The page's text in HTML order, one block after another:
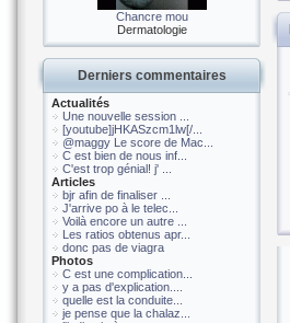
Chancre mou
Dermatologie
Derniers commentaires
Actualités
Une nouvelle session ...
[youtube]jHKASzcm1lw[/...
@maggy Le score de Mac...
C est bien de nous inf...
C'est trop génial! j' ...
Articles
bjr afin de finaliser ...
J'arrive po à le telec...
Voilà encore un autre ...
Les ratios obtenus apr...
donc pas de viagra
Photos
C est une complication...
y a pas d'explication....
quelle est la conduite...
je pense que la chalaz...